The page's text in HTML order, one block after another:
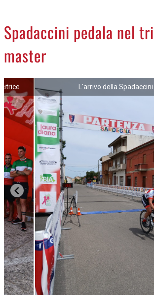
LA PIAZZA
Spadaccini pedala nel
master
L'arrivo della Spadaccini